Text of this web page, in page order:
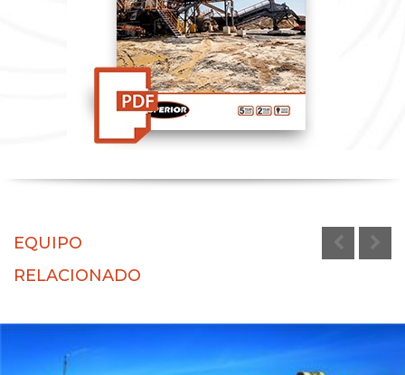
EQUIPO
RELACIONADO